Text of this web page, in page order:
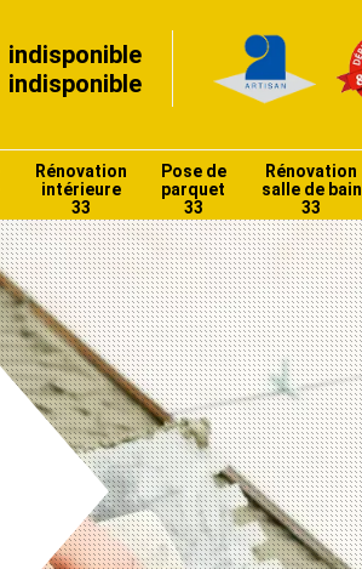
indisponible
indisponible
Rénovation
intérieure
33
Pose de
parquet
33
Rénovation
salle de bain
33